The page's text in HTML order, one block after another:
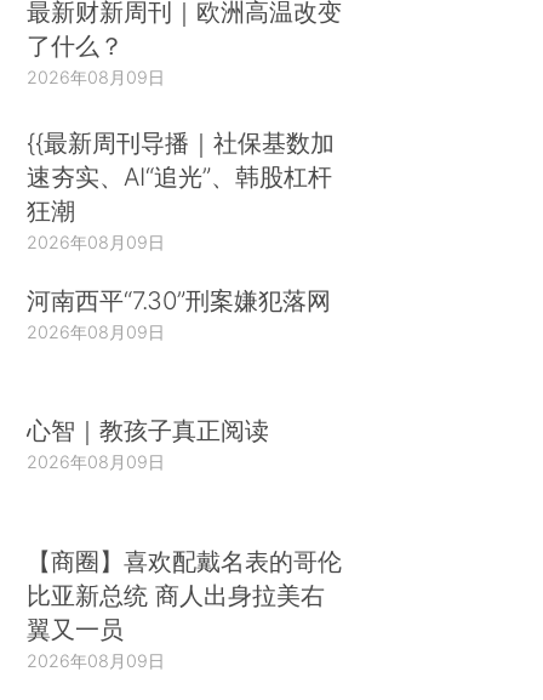
最新财新周刊｜欧洲高温改变
了什么？
2026年08月09日
{{最新周刊导播｜社保基数加
速夯实、AI“追光”、韩股杠杆
狂潮
2026年08月09日
河南西平“7.30”刑案嫌犯落网
2026年08月09日
心智｜教孩子真正阅读
2026年08月09日
【商圈】喜欢配戴名表的哥伦
比亚新总统 商人出身拉美右
翼又一员
2026年08月09日